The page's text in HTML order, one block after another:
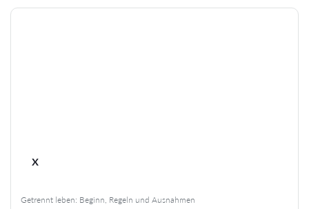
x
Getrennt leben: Beginn, Regeln und Ausnahmen